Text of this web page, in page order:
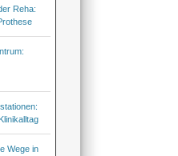
Reha:
Wege in